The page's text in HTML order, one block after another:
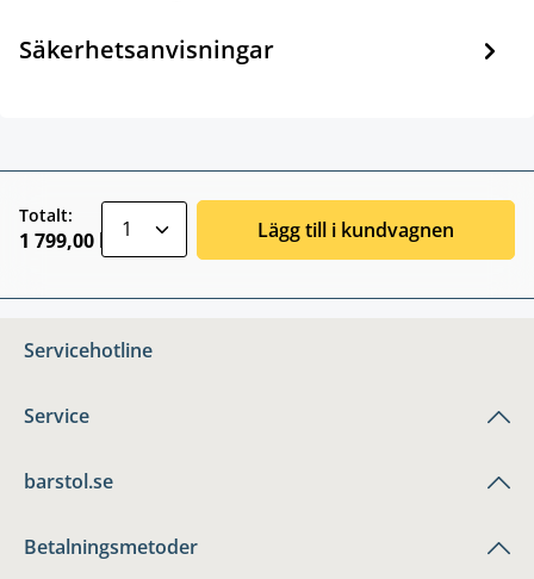
Säkerhetsanvisningar
Totalt:
1 799,00 kr Lägg till i kundvagnen
Servicehotline
Service
barstol.se
Betalningsmetoder